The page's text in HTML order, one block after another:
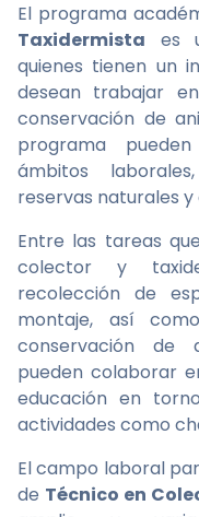
El programa
Taxidermista es
quienes tienen un
desean trabajar
conservación de
programa
ámbitos
reservas naturales
Entre las tareas
colector y
recolección de
montaje, así
conservación de
pueden colaborar
educación en
actividades como
El campo laboral
de Técnico en